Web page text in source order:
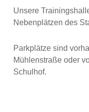
Unsere
Nebenplätzen des
Parkplätze sind
Mühlenstraße oder
Schulhof.